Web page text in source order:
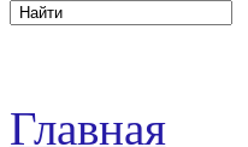
Главная